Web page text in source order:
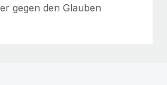
gegen den Glauben